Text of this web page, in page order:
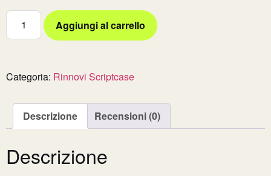
Aggiungi al carrello
Categoria: Rinnovi Scriptcase
Descrizione Recensioni (0)
Descrizione